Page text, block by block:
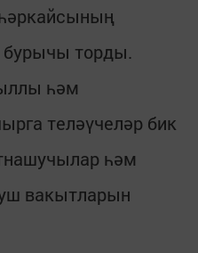
торды.
һәм
теләүчеләр бик
һәм
вакытларын